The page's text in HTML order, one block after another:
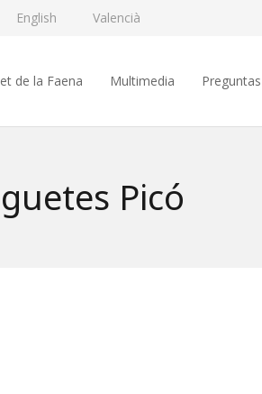
English Valencià
de la Faena Multimedia Preguntas
Picó